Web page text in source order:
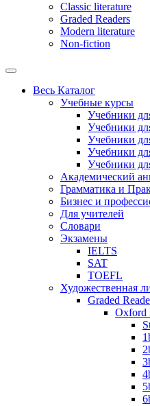
Classic literature
Graded Readers
Modern literature
Non-fiction
Весь Каталог
Учебные курсы
Учебники
Учебники
Учебники
Учебники
Учебники
Академический
Грамматика и
Бизнес и
Для учителей
Словари
Экзамены
IELTS
SAT
TOEFL
Художественная
Graded
Oxford